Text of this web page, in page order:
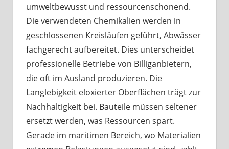
umweltbewusst und ressourcenschonend.
Die verwendeten Chemikalien werden in
geschlossenen Kreisläufen geführt, Abwässer
fachgerecht aufbereitet. Dies unterscheidet
professionelle Betriebe von Billiganbietern,
die oft im Ausland produzieren. Die
Langlebigkeit eloxierter Oberflächen trägt zur
Nachhaltigkeit bei. Bauteile müssen seltener
ersetzt werden, was Ressourcen spart.
Gerade im maritimen Bereich, wo Materialien